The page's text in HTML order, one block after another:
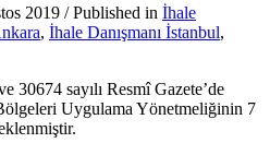
2019 /Published in İhale
, İhale Danışmanı İstanbul,
30674 sayılı Resmî Gazete’de
Uygulama Yönetmeliğinin 7